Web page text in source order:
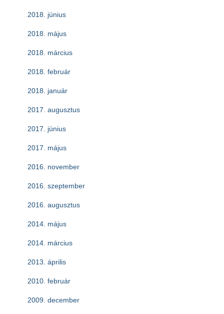
2018. június
2018. május
2018. március
2018. február
2018. január
2017. augusztus
2017. június
2017. május
2016. november
2016. szeptember
2016. augusztus
2014. május
2014. március
2013. április
2010. február
2009. december